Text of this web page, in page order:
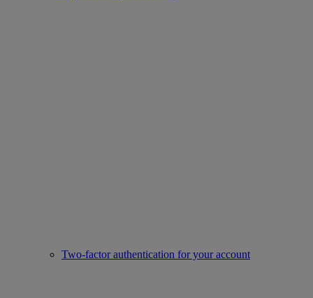
Two-factor authentication for your account